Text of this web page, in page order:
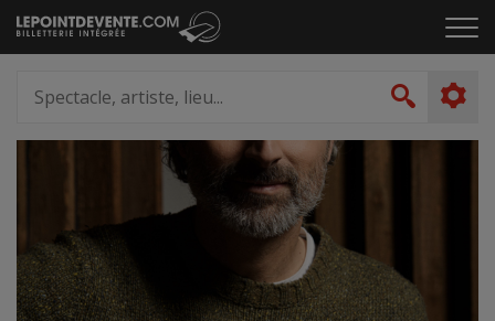
Passer
au
le
artiste,
lieu...